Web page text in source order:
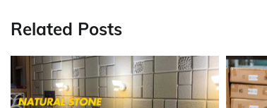
Related Posts